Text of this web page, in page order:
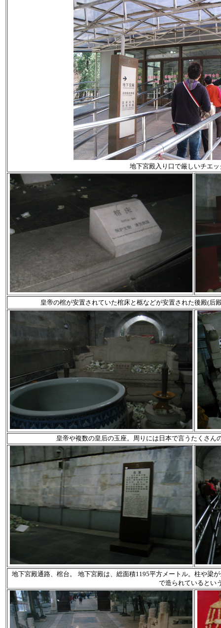
地下宮殿入り口で厳しいチエ
皇帝の棺が安置されていた棺床と柩などが安置された後殿(后
皇帝や複数の皇后の玉座。 周りには日本で言うたくさん
地下宮殿通路、棺台。
地下宮殿は、総面積1195平方メートル。柱や梁
で造られているとい